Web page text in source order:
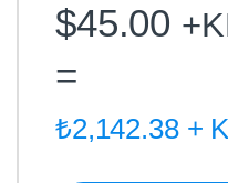
$45.00
=
₺2,142.38+